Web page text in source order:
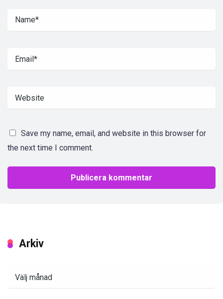
Save my name, email, and website in this browser for
the next time I comment.
Arkiv